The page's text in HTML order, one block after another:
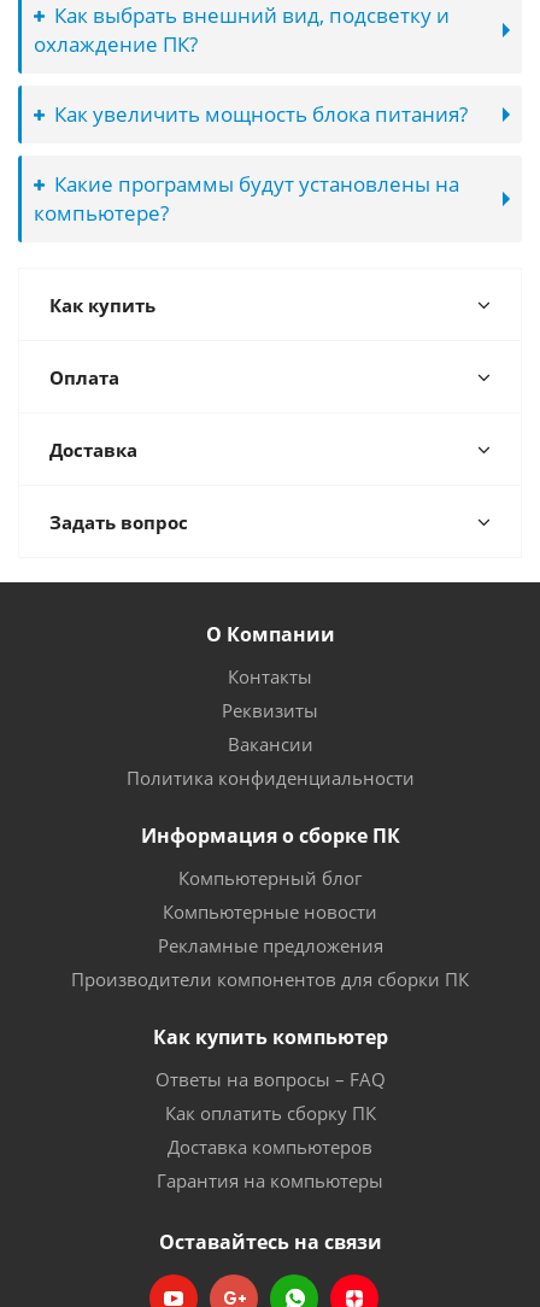
Как выбрать внешний вид, подсветку и
охлаждение ПК?
Как увеличить мощность блока питания?
Какие программы будут установлены на
компьютере?
Как купить
Оплата
Доставка
Задать вопрос
О Компании
Контакты
Реквизиты
Вакансии
Политика конфиденциальности
Информация о сборке ПК
Компьютерный блог
Компьютерные новости
Рекламные предложения
Производители компонентов для сборки ПК
Как купить компьютер
Ответы на вопросы – FAQ
Как оплатить сборку ПК
Доставка компьютеров
Гарантия на компьютеры
Оставайтесь на связи